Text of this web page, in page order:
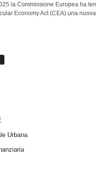
la Commissione Europea ha
Economy Act (CEA) una
Urbana